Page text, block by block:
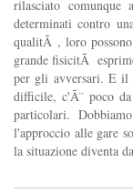
rilasciato comunque
determinati contro
qualitÃ , loro
grande fisicitÃ
per gli avversari. E il
difficile, c'Ã¨ poco da
particolari.
l'approccio alle gare
la situazione diventa